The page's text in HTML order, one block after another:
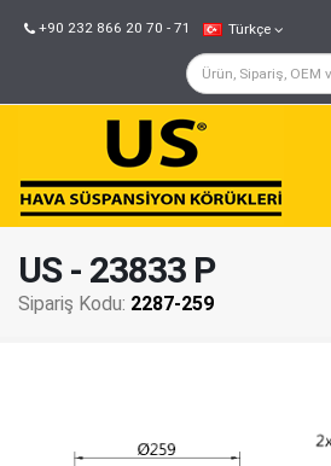
+90 232 866 20 70 - 71 Türkçe
US - 23833 P
Sipariş Kodu: 2287-259